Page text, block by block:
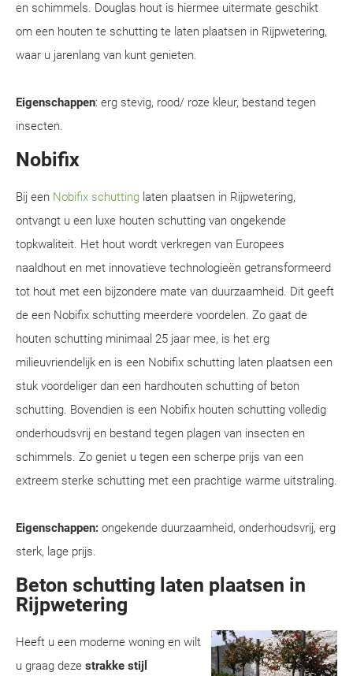
en schimmels. Douglas hout is hiermee uitermate geschikt
om een houten te schutting te laten plaatsen in Rijpwetering,
waar u jarenlang van kunt genieten.
Eigenschappen: erg stevig, rood/ roze kleur, bestand tegen
insecten.
Nobifix
Bij een Nobifix schutting laten plaatsen in Rijpwetering,
ontvangt u een luxe houten schutting van ongekende
topkwaliteit. Het hout wordt verkregen van Europees
naaldhout en met innovatieve technologieën getransformeerd
tot hout met een bijzondere mate van duurzaamheid. Dit geeft
de een Nobifix schutting meerdere voordelen. Zo gaat de
houten schutting minimaal 25 jaar mee, is het erg
milieuvriendelijk en is een Nobifix schutting laten plaatsen een
stuk voordeliger dan een hardhouten schutting of beton
schutting. Bovendien is een Nobifix houten schutting volledig
onderhoudsvrij en bestand tegen plagen van insecten en
schimmels. Zo geniet u tegen een scherpe prijs van een
extreem sterke schutting met een prachtige warme uitstraling.
Eigenschappen: ongekende duurzaamheid, onderhoudsvrij, erg
sterk, lage prijs.
Beton schutting laten plaatsen in
Rijpwetering
Heeft u een moderne woning en wilt
u graag deze strakke stijl